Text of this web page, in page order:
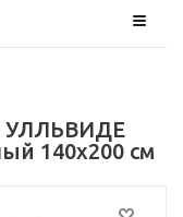
УЛЛЬВИДЕ
140x200 см